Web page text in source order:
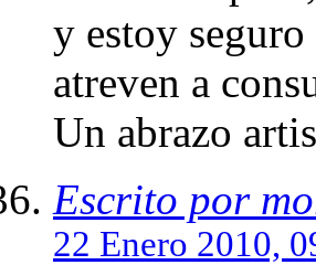
y estoy
atreven a
Un abrazo
Escrito por
22 Enero 2010,